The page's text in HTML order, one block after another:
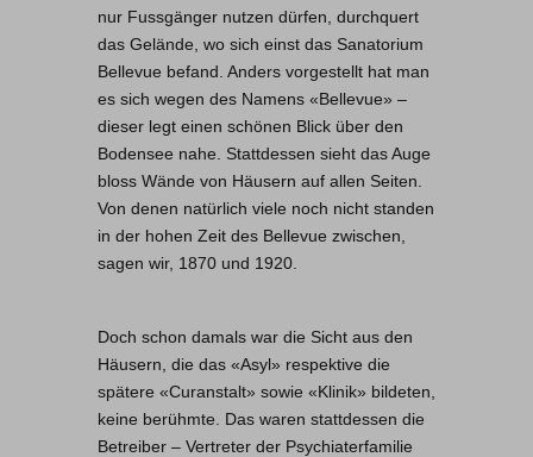
nur Fussgänger nutzen dürfen, durchquert
das Gelände, wo sich einst das Sanatorium
Bellevue befand. Anders vorgestellt hat man
es sich wegen des Namens «Bellevue» –
dieser legt einen schönen Blick über den
Bodensee nahe. Stattdessen sieht das Auge
bloss Wände von Häusern auf allen Seiten.
Von denen natürlich viele noch nicht standen
in der hohen Zeit des Bellevue zwischen,
sagen wir, 1870 und 1920.
Doch schon damals war die Sicht aus den
Häusern, die das «Asyl» respektive die
spätere «Curanstalt» sowie «Klinik» bildeten,
keine berühmte. Das waren stattdessen die
Betreiber – Vertreter der Psychiaterfamilie